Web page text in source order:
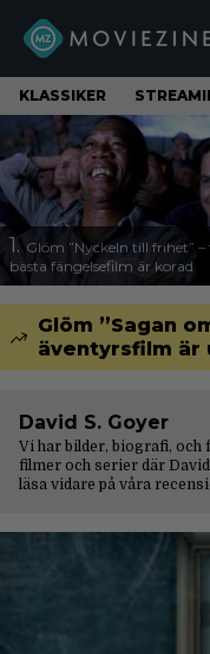
KLASSIKER
1. Glöm ”Nyckeln till frihet” –
bästa fängelsefilm är korad
Glöm ”Sagan
äventyrsfilm är
David S. Goyer
Vi har bilder, biografi, och
filmer och serier där
läsa vidare på våra